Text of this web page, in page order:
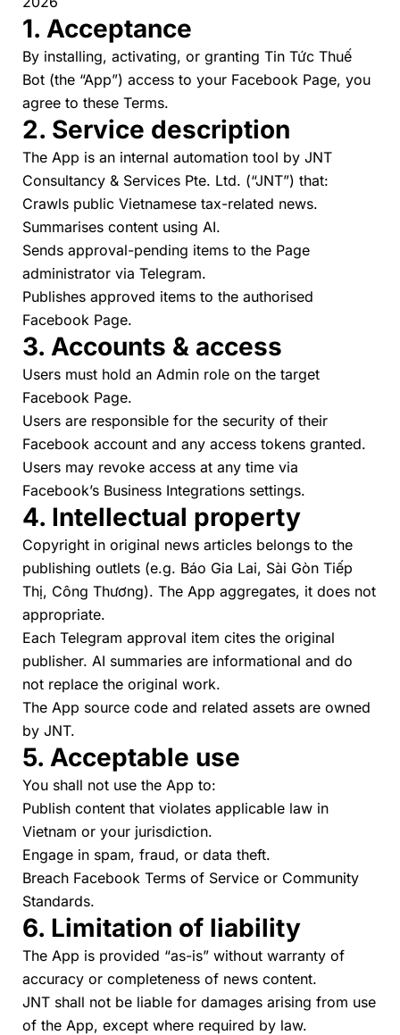
1. Acceptance
By installing, activating, or granting Tin Tức Thuế
Bot (the “App”) access to your Facebook Page, you
agree to these Terms.
2. Service description
The App is an internal automation tool by JNT
Consultancy & Services Pte. Ltd. (“JNT”) that:
Crawls public Vietnamese tax-related news.
Summarises content using AI.
Sends approval-pending items to the Page
administrator via Telegram.
Publishes approved items to the authorised
Facebook Page.
3. Accounts & access
Users must hold an Admin role on the target
Facebook Page.
Users are responsible for the security of their
Facebook account and any access tokens granted.
Users may revoke access at any time via
Facebook’s Business Integrations settings.
4. Intellectual property
Copyright in original news articles belongs to the
publishing outlets (e.g. Báo Gia Lai, Sài Gòn Tiếp
Thị, Công Thương). The App aggregates, it does not
appropriate.
Each Telegram approval item cites the original
publisher. AI summaries are informational and do
not replace the original work.
The App source code and related assets are owned
by JNT.
5. Acceptable use
You shall not use the App to:
Publish content that violates applicable law in
Vietnam or your jurisdiction.
Engage in spam, fraud, or data theft.
Breach Facebook Terms of Service or Community
Standards.
6. Limitation of liability
The App is provided “as-is” without warranty of
accuracy or completeness of news content.
JNT shall not be liable for damages arising from use
of the App, except where required by law.